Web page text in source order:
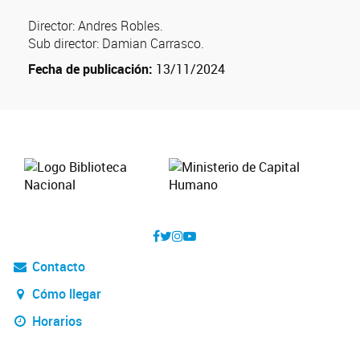
Director: Andres Robles.
Sub director: Damian Carrasco.
Fecha de publicación: 13/11/2024
Contacto
Cómo llegar
Horarios